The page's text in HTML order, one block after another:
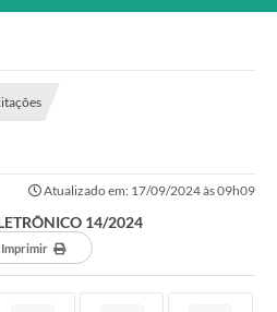
Atualizado em: 17/09/2024 às 09h09
14/2024
Imprimir